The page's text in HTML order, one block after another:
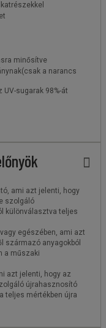
minősítve
a narancs
sugarak 98%-át
ami azt jelenti, hogy
szolgáló
különválasztva teljes
egészében, ami azt
származó anyagokból
a műszaki
azt jelenti, hogy az
újrahasznosító
teljes mértékben újra